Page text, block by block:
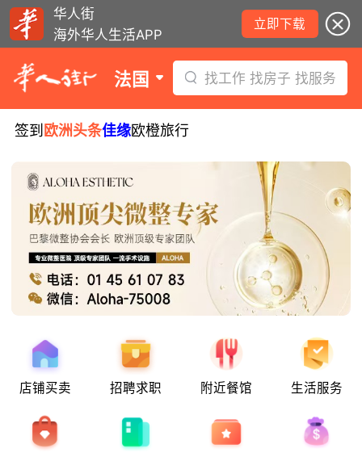
华人街
海外华人生活APP
立即下载
法国 找工作 找房子 找服务
签到 欧洲头条佳缘欧橙旅行
店铺买卖 招聘求职 附近餐馆 生活服务